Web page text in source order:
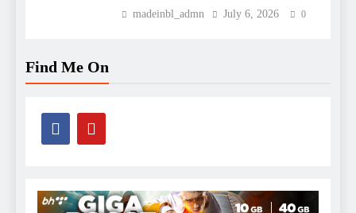
madeinbl_admn July 6, 2026 0
Find Me On